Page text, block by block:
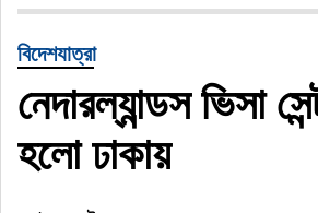
বিদেশযাত্রা
নেদারল্যান্ডস ভিসা
হলো ঢাকায়